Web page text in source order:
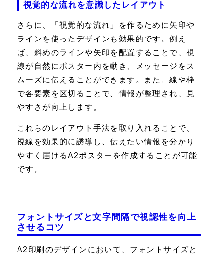
視覚的な流れを意識したレイアウト
さらに、「視覚的な流れ」を作るために矢印や
ラインを使ったデザインも効果的です。例え
ば、斜めのラインや矢印を配置することで、視
線が自然にポスター内を動き、メッセージをス
ムーズに伝えることができます。また、線や枠
で各要素を区切ることで、情報が整理され、見
やすさが向上します。
これらのレイアウト手法を取り入れることで、
視線を効果的に誘導し、伝えたい情報を分かり
やすく届けるA2ポスターを作成することが可能
です。
フォントサイズと文字間隔で視認性を向上
させるコツ
A2印刷 のデザインにおいて、フォントサイズと